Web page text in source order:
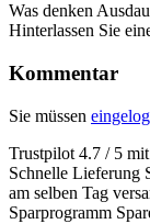
Was denken
Hinterlassen Sie
Kommentar
Sie müssen
Trustpilot 4.7 / 5
Schnelle Lieferung
am selben Tag
Sparprogramm